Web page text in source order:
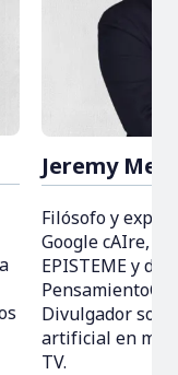
Jeremy
Filósofo y
Google cAIre,
EPISTEME y
Divulgador
artificial en
TV.